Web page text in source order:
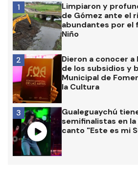
Limpiaron y
de Gómez ante el
abundantes por el
Niño
1
Dieron a conocer
de los subsidios y
Municipal de
la Cultura
2
Gualeguaychú
semifinalistas en
canto "Este es mi
3